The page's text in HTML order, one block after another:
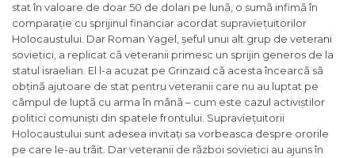
stat în valoare de doar 50 de dolari pe lunã, o sumã infimã în
comparație cu sprijinul financiar acordat supraviețuitorilor
Holocaustului. Dar Roman Yagel, șeful unui alt grup de veterani
sovietici, a replicat cã veteranii primesc un sprijin generos de la
statul israelian. El l-a acuzat pe Grinzaid cã acesta încearcã sã
obținã ajutoare de stat pentru veteranii care nu au luptat pe
câmpul de luptã cu arma în mânã – cum este cazul activiștilor
politici comuniști din spatele frontului. Supraviețuitorii
Holocaustului sunt adesea invitați sa vorbeasca despre ororile
pe care le-au trãit. Dar veteranii de rãzboi sovietici au ajuns în